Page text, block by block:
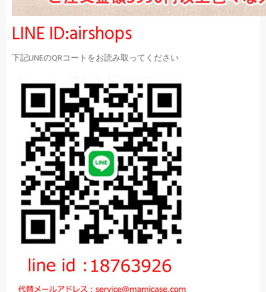
LINE ID:airshops
下記LINEのQRコートをお読み取ってください